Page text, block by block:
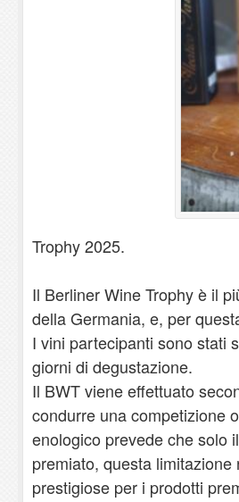
Trophy 2025.
Il Berliner Wine Trophy è il
della Germania, e, per
I vini partecipanti sono stati
giorni di degustazione.
Il BWT viene effettuato
condurre una competizione
enologico prevede che solo
premiato, questa
prestigiose per i prodotti